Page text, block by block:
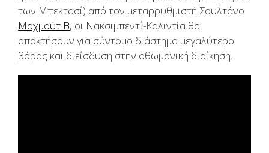
των Μπεκτασί) από τον μεταρρυθμιστή Σουλτάνο
Μαχμούτ Β, οι Νακσιμπεντί-Καλιντία θα
αποκτήσουν για σύντομο διάστημα μεγαλύτερο
βάρος και διείσδυση στην οθωμανική διοίκηση.